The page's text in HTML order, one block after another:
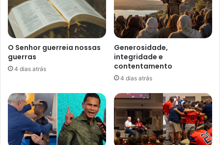
O Senhor guerreia nossas
guerras
4 dias atrás
Generosidade,
integridade e
contentamento
4 dias atrás